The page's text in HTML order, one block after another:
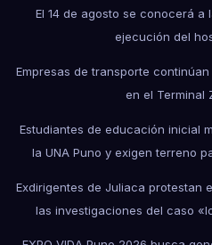
El 14 de agosto se conocerá a
ejecución del
Empresas de transporte
en el Terminal
Estudiantes de educación inicial
la UNA Puno y exigen terreno
Exdirigentes de Juliaca protestan
las investigaciones del caso